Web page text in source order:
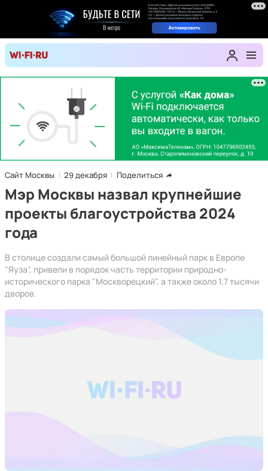
Сайт Москвы 29 декабря Поделиться
Мэр Москвы назвал крупнейшие
проекты благоустройства 2024
года
В столице создали самый большой линейный парк в Европе
"Яуза", привели в порядок часть территории природно-
исторического парка "Москворецкий", а также около 1,7 тысячи
дворов.